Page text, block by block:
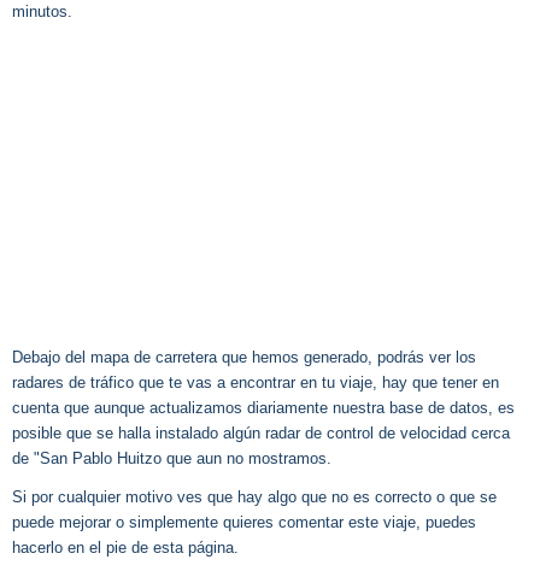
minutos.
Debajo del mapa de carretera que hemos generado, podrás ver los
radares de tráfico que te vas a encontrar en tu viaje, hay que tener en
cuenta que aunque actualizamos diariamente nuestra base de datos, es
posible que se halla instalado algún radar de control de velocidad cerca
de "San Pablo Huitzo que aun no mostramos.
Si por cualquier motivo ves que hay algo que no es correcto o que se
puede mejorar o simplemente quieres comentar este viaje, puedes
hacerlo en el pie de esta página.